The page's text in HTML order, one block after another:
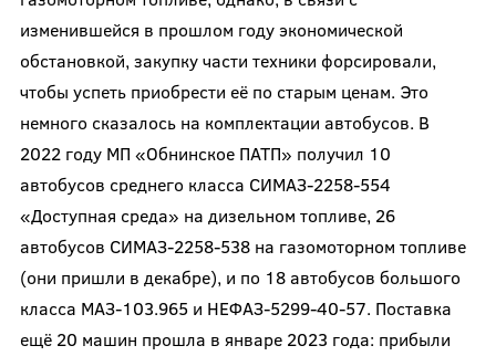
изменившейся в прошлом году экономической
обстановкой, закупку части техники форсировали,
чтобы успеть приобрести её по старым ценам. Это
немного сказалось на комплектации автобусов. В
2022 году МП «Обнинское ПАТП» получил 10
автобусов среднего класса СИМАЗ-2258-554
«Доступная среда» на дизельном топливе, 26
автобусов СИМАЗ-2258-538 на газомоторном топливе
(они пришли в декабре), и по 18 автобусов большого
класса МАЗ-103.965 и НЕФАЗ-5299-40-57. Поставка
ещё 20 машин прошла в январе 2023 года: прибыли